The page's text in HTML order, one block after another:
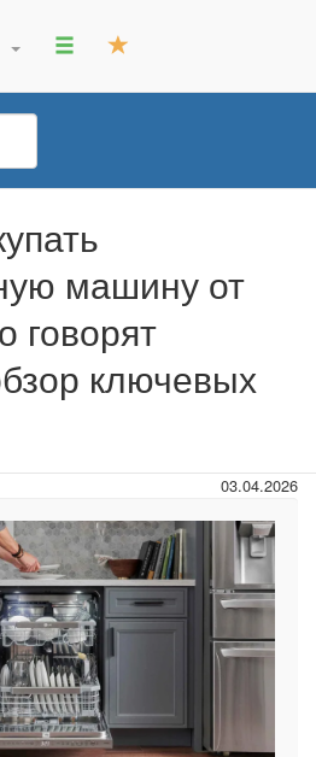
машину от
говорят
ключевых
03.04.2026